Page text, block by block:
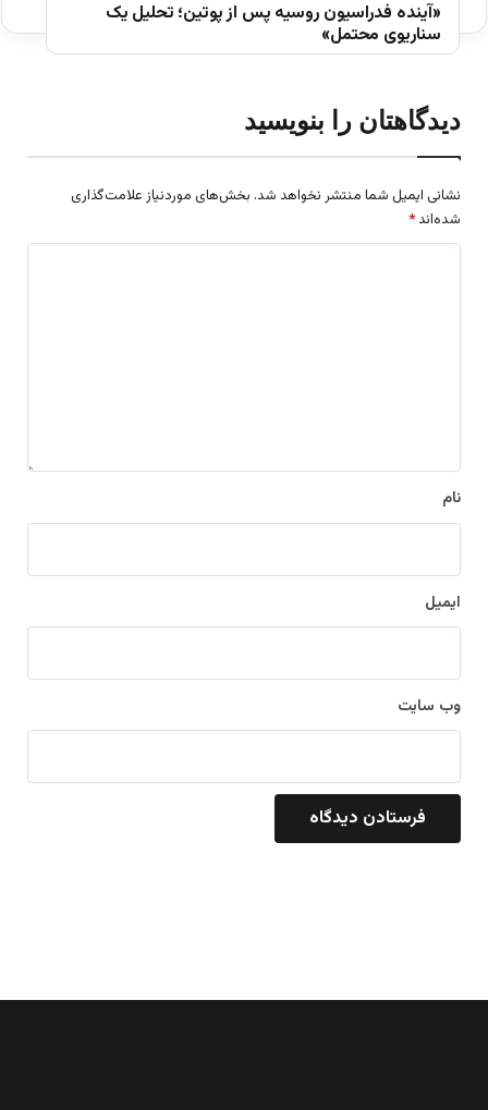
«آینده فدراسیون روسیه پس از پوتین؛ تحلیل یک
سناریوی محتمل»
دیدگاهتان را بنویسید
نشانی ایمیل شما منتشر نخواهد شد. بخش‌های موردنیاز علامت‌گذاری
شده‌اند *
نام
ایمیل
وب‌ سایت